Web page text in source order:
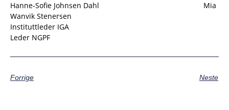
Hanne-Sofie Johnsen Dahl Mia
Wanvik Stenersen
Instituttleder IGA
Leder NGPF
Forrige Neste